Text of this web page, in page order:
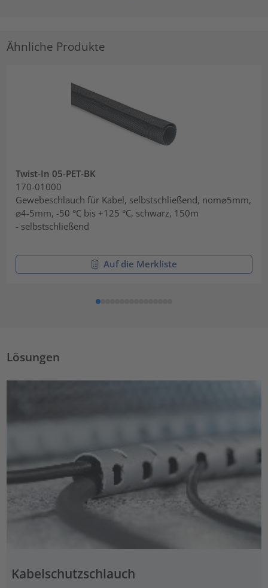
Ähnliche Produkte
Twist-In 05-PET-BK
170-01000
Gewebeschlauch für Kabel, selbstschließend, nom⌀5mm,
⌀4-5mm, -50 °C bis +125 °C, schwarz, 150m
- selbstschließend
Auf die Merkliste
Lösungen
Kabelschutzschlauch